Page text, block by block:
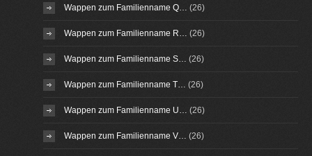
Wappen zum Familienname Q… (26)
Wappen zum Familienname R… (26)
Wappen zum Familienname S… (26)
Wappen zum Familienname T… (26)
Wappen zum Familienname U… (26)
Wappen zum Familienname V… (26)